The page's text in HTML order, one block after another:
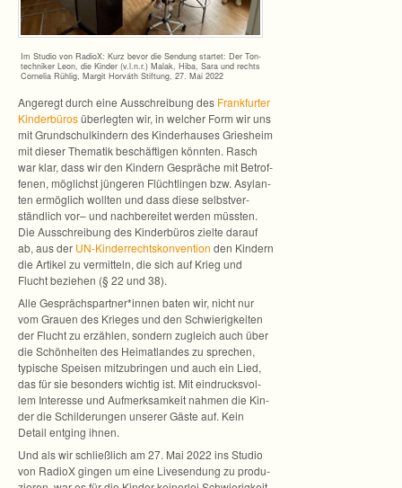
Im Stu­dio von RadioX: Kurz bevor die Sen­dung star­tet: Der Ton­
tech­ni­ker Leon, die Kin­der (v.l.n.r.) Malak, Hiba, Sara und rechts
Cor­ne­lia Rüh­lig, Mar­git Hor­váth Stif­tung, 27. Mai 2022
Ange­regt durch eine Aus­schrei­bung des Frank­fur­ter
Kin­der­bü­rosüber­leg­ten wir, in wel­cher Form wir uns
mit Grund­schul­kin­dern des Kin­der­hau­ses Gries­heim
mit die­ser The­ma­tik beschäf­ti­gen könn­ten. Rasch
war klar, dass wir den Kin­dern Gesprä­che mit Betrof­
fe­nen, mög­lichst jün­ge­ren Flücht­lin­gen bzw. Asy­lan­
ten ermög­lich woll­ten und dass diese selbst­ver­
ständ­lich vor– und nach­be­rei­tet wer­den müss­ten.
Die Aus­schrei­bung des Kin­der­bü­ros zielte dar­auf
ab, aus der UN-Kinderrechtskonvention den Kin­dern
die Arti­kel zu ver­mit­teln, die sich auf Krieg und
Flucht bezie­hen (§ 22 und 38).
Alle Gesprächspartner*innen baten wir, nicht nur
vom Grauen des Krie­ges und den Schwie­rig­kei­ten
der Flucht zu erzäh­len, son­dern zugleich auch über
die Schön­hei­ten des Hei­mat­lan­des zu spre­chen,
typi­sche Spei­sen mit­zu­brin­gen und auch ein Lied,
das für sie beson­ders wich­tig ist. Mit ein­drucks­vol­
lem Inter­esse und Auf­merk­sam­keit nah­men die Kin­
der die Schil­de­run­gen unse­rer Gäste auf. Kein
Detail ent­ging ihnen.
Und als wir schließ­lich am 27. Mai 2022 ins Stu­dio
von RadioX gin­gen um eine Live­sen­dung zu pro­du­